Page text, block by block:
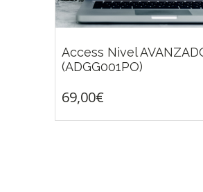
Access Nivel
(ADGG001PO)
69,00€
69,00